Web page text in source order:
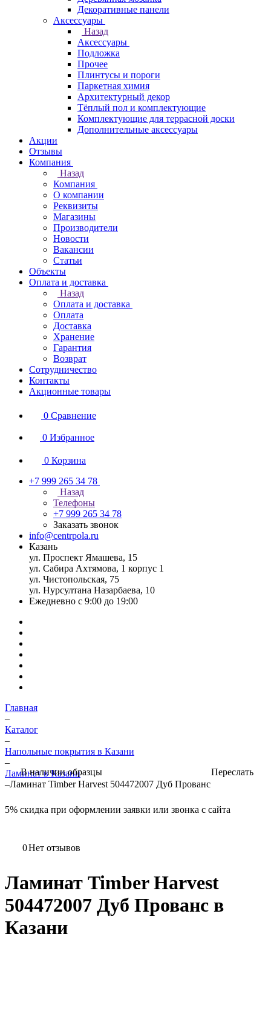
Декоративные панели
Аксессуары
Назад
Аксессуары
Подложка
Прочее
Плинтусы и пороги
Паркетная химия
Архитектурный декор
Тёплый пол и комплектующие
Комплектующие для террасной доски
Дополнительные аксессуары
Акции
Отзывы
Компания
Назад
Компания
О компании
Реквизиты
Магазины
Производители
Новости
Вакансии
Статьи
Объекты
Оплата и доставка
Назад
Оплата и доставка
Оплата
Доставка
Хранение
Гарантия
Возврат
Сотрудничество
Контакты
Акционные товары
0 Сравнение
0 Избранное
0 Корзина
+7 999 265 34 78
Назад
Телефоны
+7 999 265 34 78
Заказать звонок
info@centrpola.ru
Казань
ул. Проспект Ямашева, 15
ул. Сабира Ахтямова, 1 корпус 1
ул. Чистопольская, 75
ул. Нурсултана Назарбаева, 10
Ежедневно с 9:00 до 19:00
Главная
–
Каталог
–
Напольные покрытия в Казани
–
Ламинат в Казани
–Ламинат Timber Harvest 504472007 Дуб Прованс
5% скидка при оформлении заявки или звонка с сайта
0Нет отзывов
Ламинат Timber Harvest
504472007 Дуб Прованс в
Казани
В наличии образцы Переслать